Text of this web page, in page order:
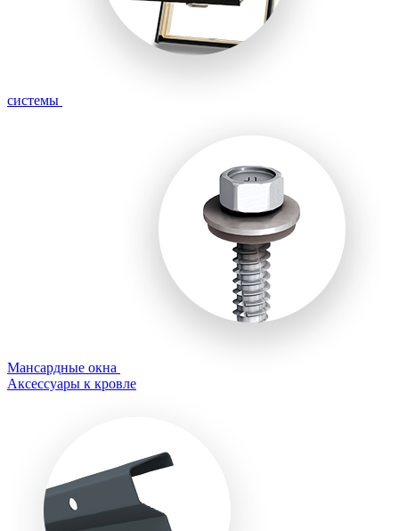
системы
Мансардные окна
Аксессуары к кровле